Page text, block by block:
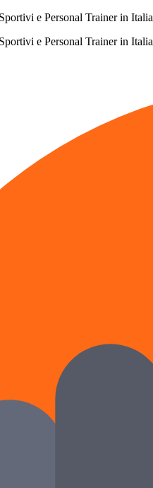
e Personal Trainer in Italia
e Personal Trainer in Italia